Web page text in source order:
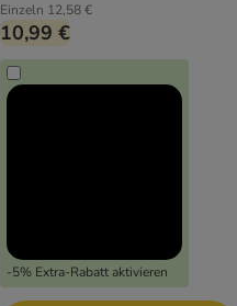
Einzeln 12,58 €
10,99 €
-5% Extra-Rabatt aktivieren